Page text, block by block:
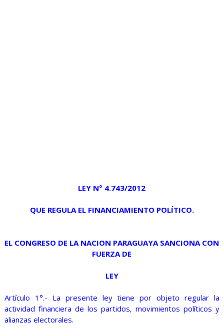
LEY N° 4.743/2012
QUE REGULA EL FINANCIAMIENTO POLÍTICO.
EL CONGRESO DE LA NACION PARAGUAYA SANCIONA CON
FUERZA DE
LEY
Artículo 1°.- La presente ley tiene por objeto regular la
actividad financiera de los partidos, movimientos políticos y
alianzas electorales.